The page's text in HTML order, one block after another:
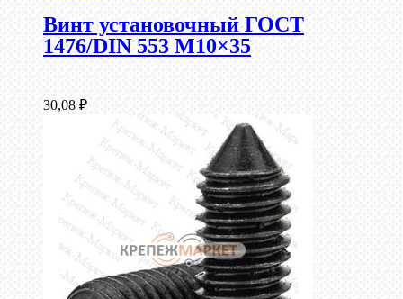
Винт установочный ГОСТ
1476/DIN 553 М10×35
30,08 ₽